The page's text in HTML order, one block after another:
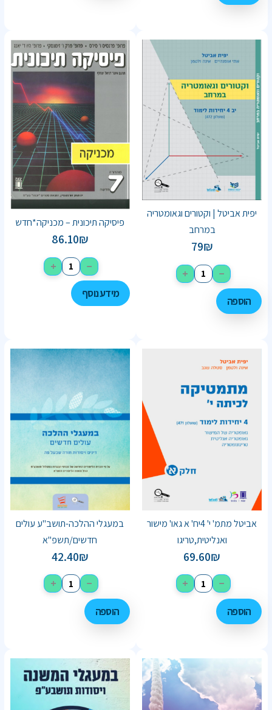
יפית אביטל | וקטורים וגאומטריה
במרחב
79₪
−
+
הוספה
פיסיקה תיכונית – מכניקה*חדש
86.10₪
−
+
מידע נוסף
אביטל מתמ' י' 4יח' א גאו' מישור
ואנליטית,טריגו
69.60₪
−
+
הוספה
במעגלי ההלכה-תושב"ע עולים
חדשים/תשפ"א
42.40₪
−
+
הוספה